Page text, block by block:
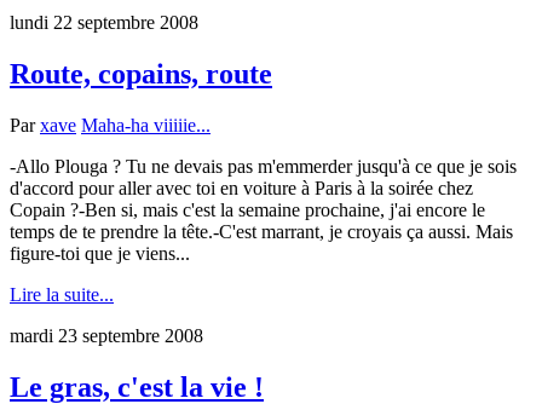
lundi 22 septembre 2008
Route, copains, route
Parxave Maha-ha viiiiie...
-Allo Plouga ? Tu ne devais pas m'emmerder jusqu'à ce que je sois
d'accord pour aller avec toi en voiture à Paris à la soirée chez
Copain ?-Ben si, mais c'est la semaine prochaine, j'ai encore le
temps de te prendre la tête.-C'est marrant, je croyais ça aussi. Mais
figure-toi que je viens...
Lire la suite...
mardi 23 septembre 2008
Le gras, c'est la vie !